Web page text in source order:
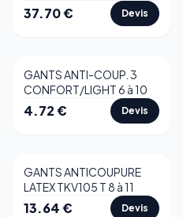
37.70€ Devis
GANTS ANTI-COUP. 3
CONFORT/LIGHT 6 à 10
4.72€ Devis
GANTS ANTICOUPURE
LATEX TKV105 T 8 à 11
13.64€ Devis